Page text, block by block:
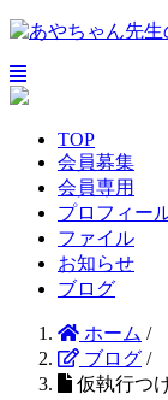
TOP
会員募集
会員専用
プロフィー
ファイル
お知らせ
ブログ
ホーム /
ブログ /
仮執行つ